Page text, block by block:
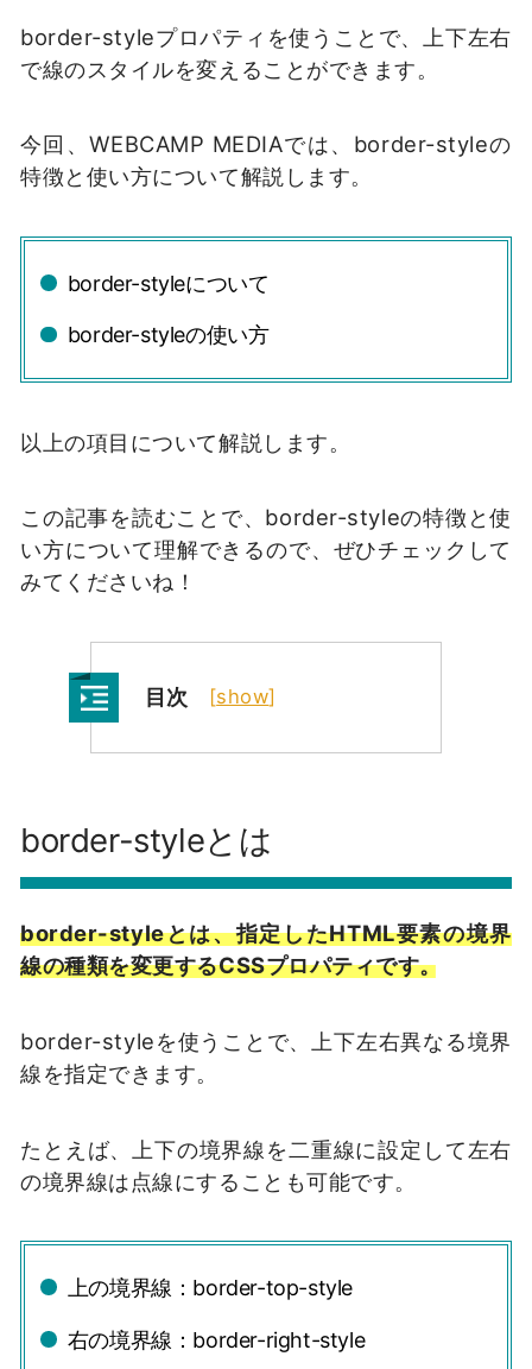
border-styleプロパティを使うことで、上下左右
で線のスタイルを変えることができます。
今回、WEBCAMP MEDIAでは、border-styleの
特徴と使い方について解説します。
border-styleについて
border-styleの使い方
以上の項目について解説します。
この記事を読むことで、border-styleの特徴と使
い方について理解できるので、ぜひチェックして
みてくださいね！
目次 [show]
border-styleとは
border-styleとは、指定したHTML要素の境界
線の種類を変更するCSSプロパティです。
border-styleを使うことで、上下左右異なる境界
線を指定できます。
たとえば、上下の境界線を二重線に設定して左右
の境界線は点線にすることも可能です。
上の境界線：border-top-style
右の境界線：border-right-style